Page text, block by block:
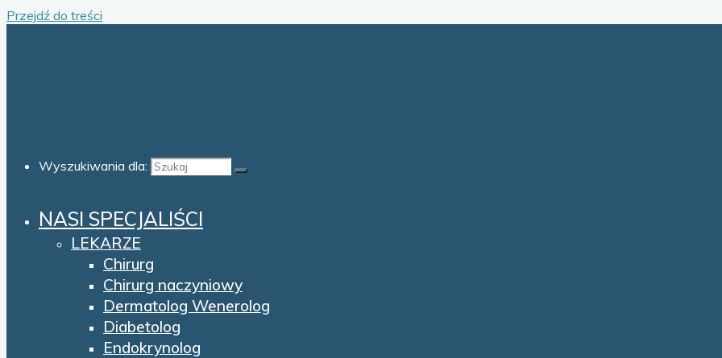
Przejdź do treści
Wyszukiwania dla:
NASI SPECJALIŚCI
LEKARZE
Chirurg
Chirurg naczyniowy
Dermatolog Wenerolog
Diabetolog
Endokrynolog